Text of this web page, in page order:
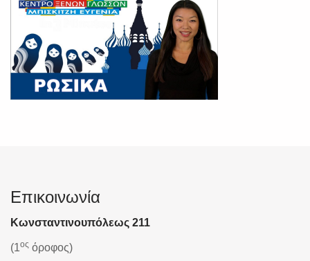
Επικοινωνία
Κωνσταντινουπόλεως 211
(1ος όροφος)